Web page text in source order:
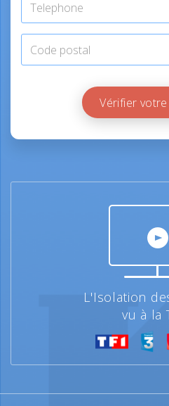
L'Isolation
vu à la